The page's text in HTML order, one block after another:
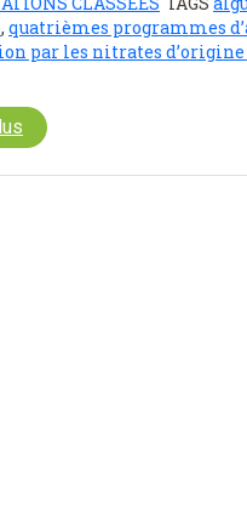
, quatrièmes programmes
par les nitrates